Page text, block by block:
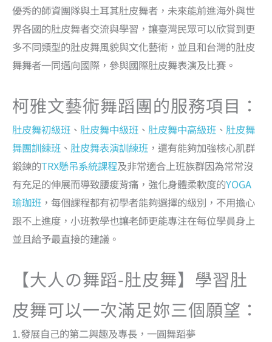
優秀的師資團隊與土耳其肚皮舞者，未來能前進海外與世
界各國的肚皮舞者交流與學習，讓臺灣民眾可以欣賞到更
多不同類型的肚皮舞風貌與文化藝術，並且和台灣的肚皮
舞舞者一同邁向國際，參與國際肚皮舞表演及比賽。
柯雅文藝術舞蹈團的服務項目：
肚皮舞初級班 、 肚皮舞中級班 、 肚皮舞中高級班 、 肚皮舞
舞團訓練班 、 肚皮舞表演訓練班 ，還有能夠加強核心肌群
鍛鍊的TRX懸吊系統課程及非常適合上班族群因為常常沒
有充足的伸展而導致腰痠背痛，強化身體柔軟度的YOGA
瑜珈班 ，每個課程都有初學者能夠選擇的級別，不用擔心
跟不上進度，小班教學也讓老師更能專注在每位學員身上
並且給予最直接的建議。
【大人の舞蹈-肚皮舞】學習肚
皮舞可以一次滿足妳三個願望：
1.發展自己的第二興趣及專長，一圓舞蹈夢